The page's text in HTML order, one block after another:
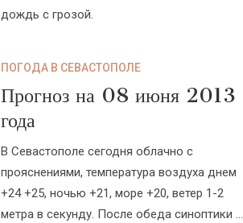
дождь с грозой.
ПОГОДА В СЕВАСТОПОЛЕ
Прогноз на 08 июня 2013
года
В Севастополе сегодня облачно с
прояснениями, температура воздуха днем
+24 +25, ночью +21, море +20, ветер 1-2
метра в секунду. После обеда синоптики ...